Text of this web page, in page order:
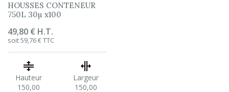
HOUSSES CONTENEUR
750L 30µ x100
Prix
49,80 € H.T.
soit 59,76 € TTC
Hauteur
150,00
Largeur
150,00